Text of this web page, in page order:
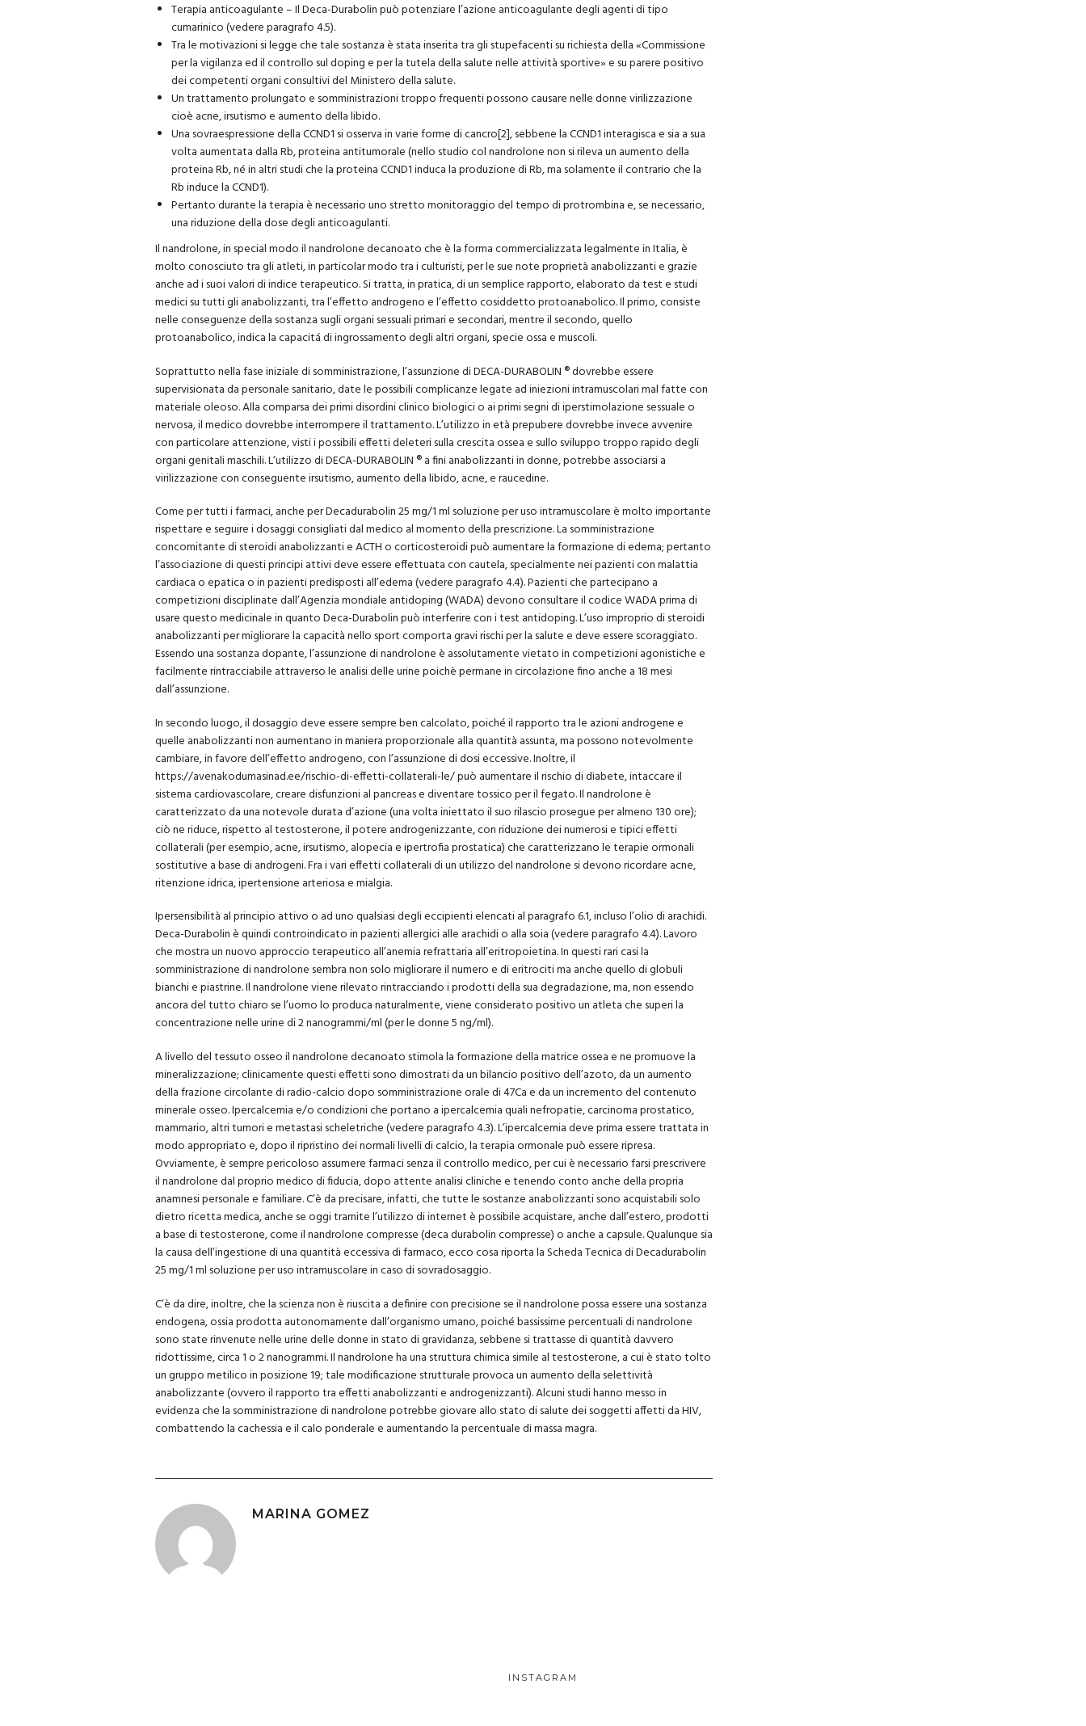
Terapia anticoagulante – Il Deca-Durabolin può potenziare l’azione anticoagulante degli agenti di tipo
cumarinico (vedere paragrafo 4.5).
Tra le motivazioni si legge che tale sostanza è stata inserita tra gli stupefacenti su richiesta della «Commissione
per la vigilanza ed il controllo sul doping e per la tutela della salute nelle attività sportive» e su parere positivo
dei competenti organi consultivi del Ministero della salute.
Un trattamento prolungato e somministrazioni troppo frequenti possono causare nelle donne virilizzazione
cioè acne, irsutismo e aumento della libido.
Una sovraespressione della CCND1 si osserva in varie forme di cancro[2], sebbene la CCND1 interagisca e sia a sua
volta aumentata dalla Rb, proteina antitumorale (nello studio col nandrolone non si rileva un aumento della
proteina Rb, né in altri studi che la proteina CCND1 induca la produzione di Rb, ma solamente il contrario che la
Rb induce la CCND1).
Pertanto durante la terapia è necessario uno stretto monitoraggio del tempo di protrombina e, se necessario,
una riduzione della dose degli anticoagulanti.
Il nandrolone, in special modo il nandrolone decanoato che è la forma commercializzata legalmente in Italia, è
molto conosciuto tra gli atleti, in particolar modo tra i culturisti, per le sue note proprietà anabolizzanti e grazie
anche ad i suoi valori di indice terapeutico. Si tratta, in pratica, di un semplice rapporto, elaborato da test e studi
medici su tutti gli anabolizzanti, tra l’effetto androgeno e l’effetto cosiddetto protoanabolico. Il primo, consiste
nelle conseguenze della sostanza sugli organi sessuali primari e secondari, mentre il secondo, quello
protoanabolico, indica la capacitá di ingrossamento degli altri organi, specie ossa e muscoli.
Soprattutto nella fase iniziale di somministrazione, l’assunzione di DECA-DURABOLIN ® dovrebbe essere
supervisionata da personale sanitario, date le possibili complicanze legate ad iniezioni intramuscolari mal fatte con
materiale oleoso. Alla comparsa dei primi disordini clinico biologici o ai primi segni di iperstimolazione sessuale o
nervosa, il medico dovrebbe interrompere il trattamento. L’utilizzo in età prepubere dovrebbe invece avvenire
con particolare attenzione, visti i possibili effetti deleteri sulla crescita ossea e sullo sviluppo troppo rapido degli
organi genitali maschili. L’utilizzo di DECA-DURABOLIN ® a fini anabolizzanti in donne, potrebbe associarsi a
virilizzazione con conseguente irsutismo, aumento della libido, acne, e raucedine.
Come per tutti i farmaci, anche per Decadurabolin 25 mg/1 ml soluzione per uso intramuscolare è molto importante
rispettare e seguire i dosaggi consigliati dal medico al momento della prescrizione. La somministrazione
concomitante di steroidi anabolizzanti e ACTH o corticosteroidi può aumentare la formazione di edema; pertanto
l’associazione di questi principi attivi deve essere effettuata con cautela, specialmente nei pazienti con malattia
cardiaca o epatica o in pazienti predisposti all’edema (vedere paragrafo 4.4). Pazienti che partecipano a
competizioni disciplinate dall’Agenzia mondiale antidoping (WADA) devono consultare il codice WADA prima di
usare questo medicinale in quanto Deca-Durabolin può interferire con i test antidoping. L’uso improprio di steroidi
anabolizzanti per migliorare la capacità nello sport comporta gravi rischi per la salute e deve essere scoraggiato.
Essendo una sostanza dopante, l’assunzione di nandrolone è assolutamente vietato in competizioni agonistiche e
facilmente rintracciabile attraverso le analisi delle urine poichè permane in circolazione fino anche a 18 mesi
dall’assunzione.
In secondo luogo, il dosaggio deve essere sempre ben calcolato, poiché il rapporto tra le azioni androgene e
quelle anabolizzanti non aumentano in maniera proporzionale alla quantità assunta, ma possono notevolmente
cambiare, in favore dell’effetto androgeno, con l’assunzione di dosi eccessive. Inoltre, il
https://avenakodumasinad.ee/rischio-di-effetti-collaterali-le/può aumentare il rischio di diabete, intaccare il
sistema cardiovascolare, creare disfunzioni al pancreas e diventare tossico per il fegato. Il nandrolone è
caratterizzato da una notevole durata d’azione (una volta iniettato il suo rilascio prosegue per almeno 130 ore);
ciò ne riduce, rispetto al testosterone, il potere androgenizzante, con riduzione dei numerosi e tipici effetti
collaterali (per esempio, acne, irsutismo, alopecia e ipertrofia prostatica) che caratterizzano le terapie ormonali
sostitutive a base di androgeni. Fra i vari effetti collaterali di un utilizzo del nandrolone si devono ricordare acne,
ritenzione idrica, ipertensione arteriosa e mialgia.
Ipersensibilità al principio attivo o ad uno qualsiasi degli eccipienti elencati al paragrafo 6.1, incluso l’olio di arachidi.
Deca-Durabolin è quindi controindicato in pazienti allergici alle arachidi o alla soia (vedere paragrafo 4.4). Lavoro
che mostra un nuovo approccio terapeutico all’anemia refrattaria all’eritropoietina. In questi rari casi la
somministrazione di nandrolone sembra non solo migliorare il numero e di eritrociti ma anche quello di globuli
bianchi e piastrine. Il nandrolone viene rilevato rintracciando i prodotti della sua degradazione, ma, non essendo
ancora del tutto chiaro se l’uomo lo produca naturalmente, viene considerato positivo un atleta che superi la
concentrazione nelle urine di 2 nanogrammi/ml (per le donne 5 ng/ml).
A livello del tessuto osseo il nandrolone decanoato stimola la formazione della matrice ossea e ne promuove la
mineralizzazione; clinicamente questi effetti sono dimostrati da un bilancio positivo dell’azoto, da un aumento
della frazione circolante di radio-calcio dopo somministrazione orale di 47Ca e da un incremento del contenuto
minerale osseo. Ipercalcemia e/o condizioni che portano a ipercalcemia quali nefropatie, carcinoma prostatico,
mammario, altri tumori e metastasi scheletriche (vedere paragrafo 4.3). L’ipercalcemia deve prima essere trattata in
modo appropriato e, dopo il ripristino dei normali livelli di calcio, la terapia ormonale può essere ripresa.
Ovviamente, è sempre pericoloso assumere farmaci senza il controllo medico, per cui è necessario farsi prescrivere
il nandrolone dal proprio medico di fiducia, dopo attente analisi cliniche e tenendo conto anche della propria
anamnesi personale e familiare. C’è da precisare, infatti, che tutte le sostanze anabolizzanti sono acquistabili solo
dietro ricetta medica, anche se oggi tramite l’utilizzo di internet è possibile acquistare, anche dall’estero, prodotti
a base di testosterone, come il nandrolone compresse (deca durabolin compresse) o anche a capsule. Qualunque sia
la causa dell’ingestione di una quantità eccessiva di farmaco, ecco cosa riporta la Scheda Tecnica di Decadurabolin
25 mg/1 ml soluzione per uso intramuscolare in caso di sovradosaggio.
C’è da dire, inoltre, che la scienza non è riuscita a definire con precisione se il nandrolone possa essere una sostanza
endogena, ossia prodotta autonomamente dall’organismo umano, poiché bassissime percentuali di nandrolone
sono state rinvenute nelle urine delle donne in stato di gravidanza, sebbene si trattasse di quantità davvero
ridottissime, circa 1 o 2 nanogrammi. Il nandrolone ha una struttura chimica simile al testosterone, a cui è stato tolto
un gruppo metilico in posizione 19; tale modificazione strutturale provoca un aumento della selettività
anabolizzante (ovvero il rapporto tra effetti anabolizzanti e androgenizzanti). Alcuni studi hanno messo in
evidenza che la somministrazione di nandrolone potrebbe giovare allo stato di salute dei soggetti affetti da HIV,
combattendo la cachessia e il calo ponderale e aumentando la percentuale di massa magra.
MARINA GOMEZ
INSTAGRAM